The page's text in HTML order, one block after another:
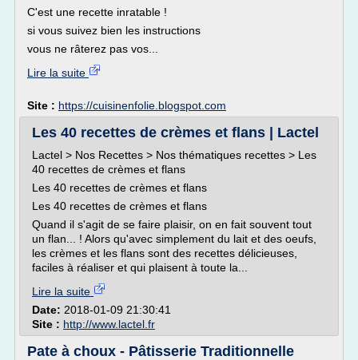
C'est une recette inratable !
si vous suivez bien les instructions
vous ne râterez pas vos...
Lire la suite
Site : https://cuisinenfolie.blogspot.com
Les 40 recettes de crèmes et flans | Lactel
Lactel > Nos Recettes > Nos thématiques recettes > Les
40 recettes de crèmes et flans
Les 40 recettes de crèmes et flans
Les 40 recettes de crèmes et flans
Quand il s'agit de se faire plaisir, on en fait souvent tout
un flan... ! Alors qu'avec simplement du lait et des oeufs,
les crèmes et les flans sont des recettes délicieuses,
faciles à réaliser et qui plaisent à toute la...
Lire la suite
Date: 2018-01-09 21:30:41
Site : http://www.lactel.fr
Pate à choux - Pâtisserie Traditionnelle